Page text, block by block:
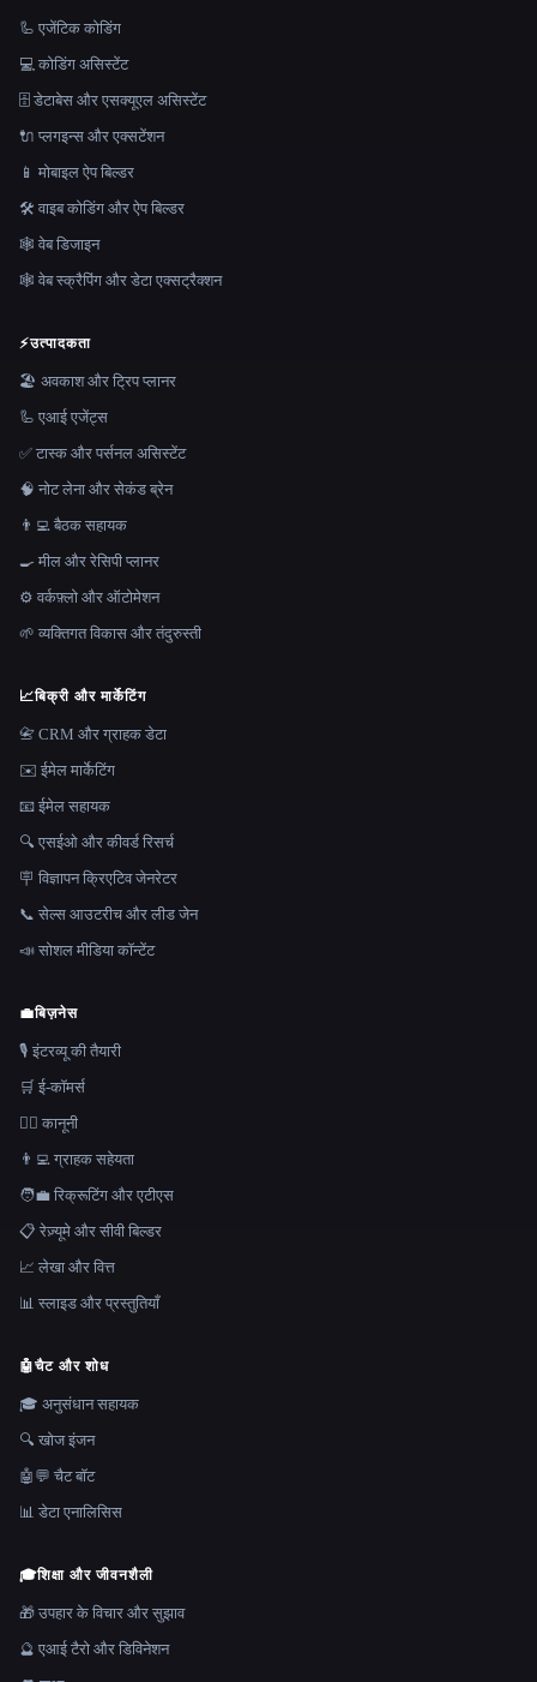
🦾 एजेंटिक कोडिंग
💻 कोडिंग असिस्टेंट
🗄️ डेटाबेस और एसक्यूएल असिस्टेंट
🔌 प्लगइन्स और एक्सटेंशन
📱 मोबाइल ऐप बिल्डर
🛠️ वाइब कोडिंग और ऐप बिल्डर
🕸 वेब डिजाइन
🕸️ वेब स्क्रैपिंग और डेटा एक्सट्रैक्शन
⚡उत्पादकता
🏖 अवकाश और ट्रिप प्लानर
🦾 एआई एजेंट्स
✅ टास्क और पर्सनल असिस्टेंट
🧠 नोट लेना और सेकंड ब्रेन
👨‍💻 बैठक सहायक
🍳 मील और रेसिपी प्लानर
⚙️ वर्कफ़्लो और ऑटोमेशन
🌱 व्यक्तिगत विकास और तंदुरुस्ती
📈बिक्री और मार्केटिंग
📇 CRM और ग्राहक डेटा
✉️ ईमेल मार्केटिंग
📧 ईमेल सहायक
🔍 एसईओ और कीवर्ड रिसर्च
🪧 विज्ञापन क्रिएटिव जेनरेटर
📞 सेल्स आउटरीच और लीड जेन
📣 सोशल मीडिया कॉन्टेंट
💼बिज़नेस
🎙️ इंटरव्यू की तैयारी
🛒 ई-कॉमर्स
👩‍⚖️ कानूनी
👨‍💻 ग्राहक सहेयता
🧑‍💼 रिक्रूटिंग और एटीएस
📋 रेज़्यूमे और सीवी बिल्डर
📈 लेखा और वित्त
📊 स्लाइड और प्रस्तुतियाँ
🤖चैट और शोध
🎓 अनुसंधान सहायक
🔍 खोज इंजन
🤖💬 चैट बॉट
📊 डेटा एनालिसिस
🎓शिक्षा और जीवनशैली
🎁 उपहार के विचार और सुझाव
🔮 एआई टैरो और डिविनेशन